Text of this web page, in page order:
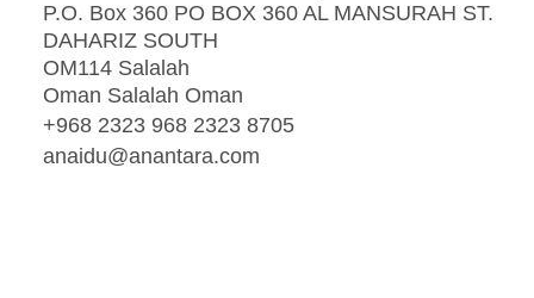
P.O. Box 360 PO BOX 360 AL MANSURAH ST.
DAHARIZ SOUTH
OM114 Salalah
Oman Salalah Oman
+968 2323 968 2323 8705
anaidu@anantara.com